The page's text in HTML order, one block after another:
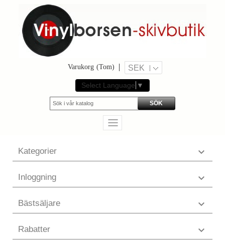
Varukorg (Tom) SEK
Select Language ▼
SÖK
Kategorier 
Inloggning 
Bästsäljare 
Rabatter 